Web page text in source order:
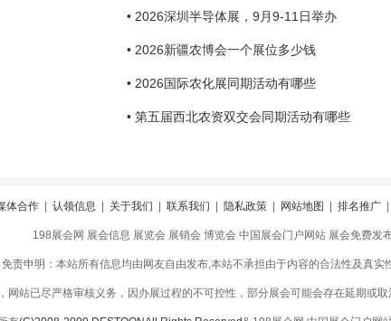
• 2026深圳半导体展，9月9-11日举办
• 2026新疆农博会一个展位多少钱
• 2026国际农化展同期活动有哪些
• 第五届西北农资双交会同期活动有哪些
体合作 认领信息 关于我们 联系我们 隐私政策 网站地图 排名推广
198展会网 展会信息 展览会 展销会 博览会 中国展会门户网站 展会免费发
免责申明：本站所有信息均由网友自由发布,本站不承担由于内容的合法性及真实
网站已尽严格审核义务，因办展过程的不可控性，部分展会可能会存在延期或